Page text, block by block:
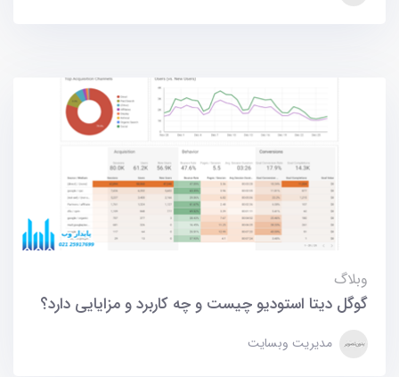
وبلاگ
گوگل دیتا استودیو چیست و چه کاربرد و مزایایی دارد؟
مدیریت وبسایت